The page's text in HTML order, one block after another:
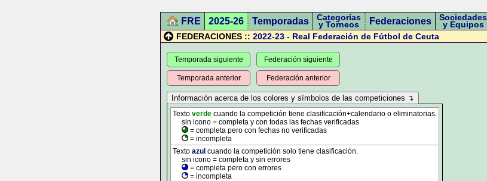
FRE 2025-26 Temporadas Categorías
y Torneos Federaciones Sociedades
y Equipos
FEDERACIONES :: 2022-23 - Real Federación de Fútbol de Ceuta
Temporada siguiente
Temporada anterior
Federación siguiente
Federación anterior
Texto verde cuando la competición tiene clasificación+calendario o eliminatorias.
sin icono = completa y con todas las fechas verificadas
= completa pero con fechas no verificadas
= incompleta
Texto azul cuando la competición solo tiene clasificación.
sin icono = completa y sin errores
= completa pero con errores
= incompleta